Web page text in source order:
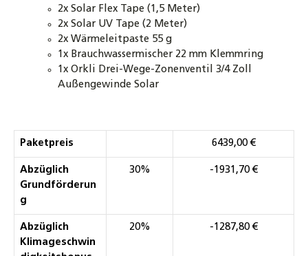
2x Solar Flex Tape (1,5 Meter)
2x Solar UV Tape (2 Meter)
2x Wärmeleitpaste 55 g
1x Brauchwassermischer 22 mm Klemmring
1x Orkli Drei-Wege-Zonenventil 3/4 Zoll
Außengewinde Solar
Paketpreis 6439,00 €
Abzüglich
Grundförderun
g
30% -1931,70 €
Abzüglich
Klimageschwin
20% -1287,80 €